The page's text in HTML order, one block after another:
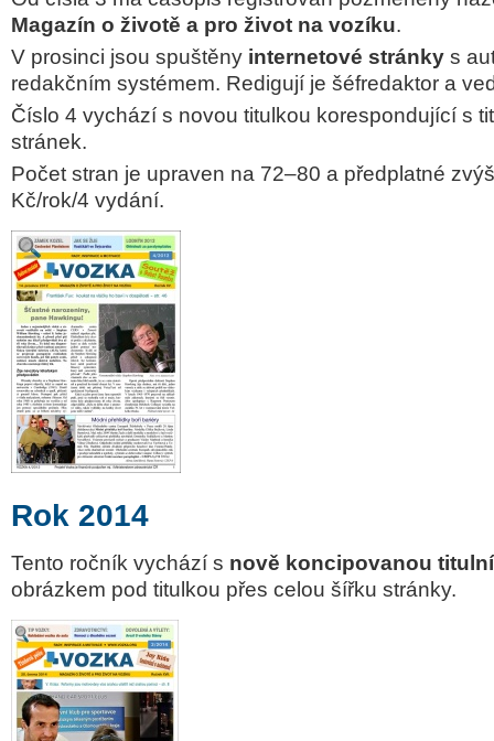
Magazín o životě a pro život na vozíku.
V prosinci jsou spuštěny internetové stránky s
redakčním systémem. Redigují je šéfredaktor a
Číslo 4 vychází s novou titulkou korespondující s
stránek.
Počet stran je upraven na 72–80 a předplatné
Kč/rok/4 vydání.
Rok 2014
Tento ročník vychází s nově koncipovanou
obrázkem pod titulkou přes celou šířku stránky.